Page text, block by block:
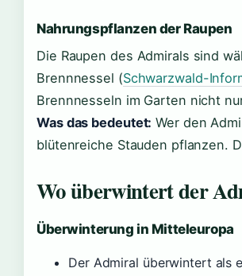
Nahrungspflanzen der Raupen
Die Raupen des Admirals sind
Brennnessel (Schwarzwald-
Brennnesseln im Garten nicht
Was das bedeutet: Wer den
blütenreiche Stauden pflanzen.
Wo überwintert der
Überwinterung in Mitteleuropa
Der Admiral überwintert als